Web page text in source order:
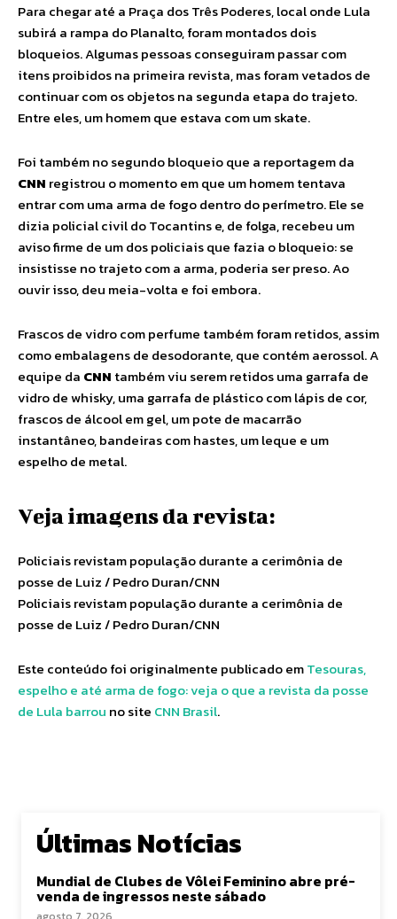
Para chegar até a Praça dos Três Poderes, local onde Lula
subirá a rampa do Planalto, foram montados dois
bloqueios. Algumas pessoas conseguiram passar com
itens proibidos na primeira revista, mas foram vetados de
continuar com os objetos na segunda etapa do trajeto.
Entre eles, um homem que estava com um skate.
Foi também no segundo bloqueio que a reportagem da
CNN registrou o momento em que um homem tentava
entrar com uma arma de fogo dentro do perímetro. Ele se
dizia policial civil do Tocantins e, de folga, recebeu um
aviso firme de um dos policiais que fazia o bloqueio: se
insistisse no trajeto com a arma, poderia ser preso. Ao
ouvir isso, deu meia-volta e foi embora.
Frascos de vidro com perfume também foram retidos, assim
como embalagens de desodorante, que contém aerossol. A
equipe da CNN também viu serem retidos uma garrafa de
vidro de whisky, uma garrafa de plástico com lápis de cor,
frascos de álcool em gel, um pote de macarrão
instantâneo, bandeiras com hastes, um leque e um
espelho de metal.
Veja imagens da revista:
Policiais revistam população durante a cerimônia de
posse de Luiz / Pedro Duran/CNN
Policiais revistam população durante a cerimônia de
posse de Luiz / Pedro Duran/CNN
Este conteúdo foi originalmente publicado emTesouras,
espelho e até arma de fogo: veja o que a revista da posse
de Lula barrou no site CNN Brasil.
Últimas Notícias
Mundial de Clubes de Vôlei Feminino abre pré-
venda de ingressos neste sábado